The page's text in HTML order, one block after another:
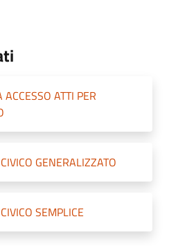
ATTI PER
GENERALIZZATO
SEMPLICE